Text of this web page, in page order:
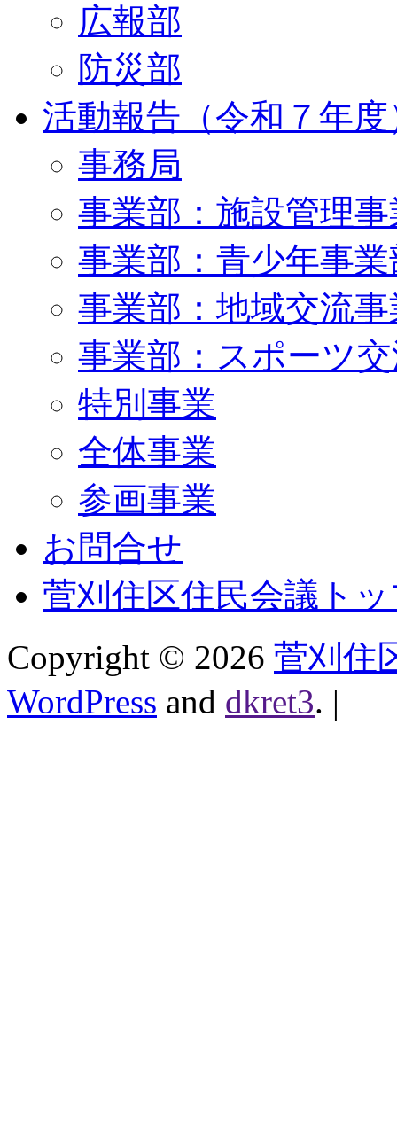
広報部
防災部
活動報告（令和７年度
事務局
事業部：施設管理
事業部：青少年事業
事業部：地域交流
事業部：スポーツ
特別事業
全体事業
参画事業
お問合せ
菅刈住区住民会議ト
Copyright © 2026 菅刈住
WordPress and dkret3. |